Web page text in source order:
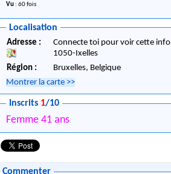
Vu : 60 fois
Localisation
Adresse :
Connecte toi pour voir cette info
1050-Ixelles
Région :
Bruxelles, Belgique
Montrer la carte >>
Inscrits 1/10
Femme 41 ans
Commenter